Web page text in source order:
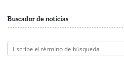
Buscador de noticias